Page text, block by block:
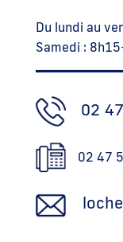
Du lundi au
Samedi :
02
02 47